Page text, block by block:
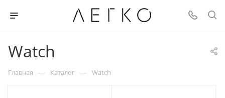
Watch
Главная — Каталог — Watch